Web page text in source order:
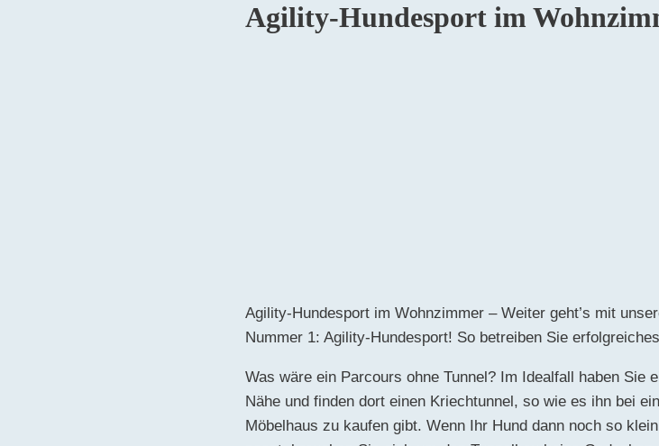
Agility-Hundesport im
Agility-Hundesport im Wohnzimmer – Weiter geht’s mit
Nummer 1: Agility-Hundesport! So betreiben Sie
Was wäre ein Parcours ohne Tunnel? Im Idealfall haben Sie
Nähe und finden dort einen Kriechtunnel, so wie es ihn bei
Möbelhaus zu kaufen gibt. Wenn Ihr Hund dann noch so